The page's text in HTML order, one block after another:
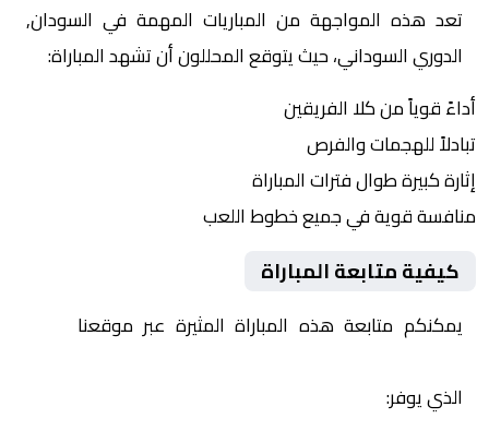
تعد هذه المواجهة من المباريات المهمة في السودان,
الدوري السوداني، حيث يتوقع المحللون أن تشهد المباراة:
أداءً قوياً من كلا الفريقين
تبادلاً للهجمات والفرص
إثارة كبيرة طوال فترات المباراة
منافسة قوية في جميع خطوط اللعب
كيفية متابعة المباراة
يمكنكم متابعة هذه المباراة المثيرة عبر موقعنا
الذي يوفر: